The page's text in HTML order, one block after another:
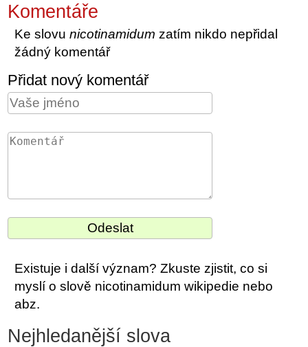
Komentáře
Ke slovunicotinamidum zatím nikdo nepřidal
žádný komentář
Přidat nový komentář
Existuje i další význam? Zkuste zjistit, co si
myslí o slově nicotinamidum wikipedie nebo
abz.
Nejhledanější slova